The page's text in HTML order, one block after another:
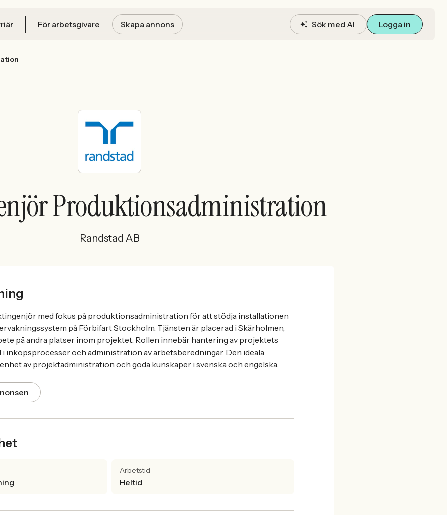
För arbetsgivare Skapa annons Sök med AI Logga in
Produktionsadministration
Randstad AB
med fokus på produktionsadministration för att stödja installationen
på Förbifart Stockholm. Tjänsten är placerad i Skärholmen,
på andra platser inom projektet. Rollen innebär hantering av projektets
inköpsprocesser och administration av arbetsberedningar. Den ideala
av projektadministration och goda kunskaper i svenska och engelska.
Arbetstid
Heltid